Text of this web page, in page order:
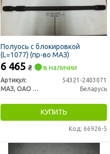
Полуось c блокировкой
(L=1077) (пр-во МАЗ)
6 465 ₴ в наличии
Артикул:
54321-2403071
МАЗ, ОАО «Минский автомобильный завод»
Беларусь
КУПИТЬ
Код: 66926-5